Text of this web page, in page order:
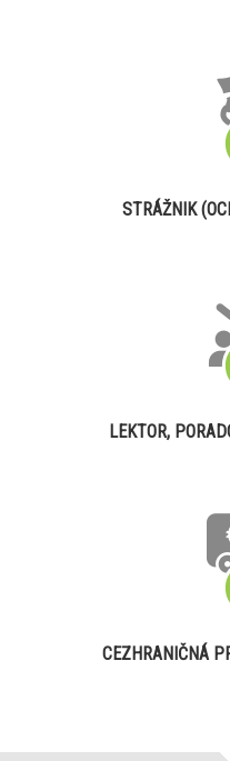
STRÁŽNIK
LEKTOR,
CEZHRANIČNÁ